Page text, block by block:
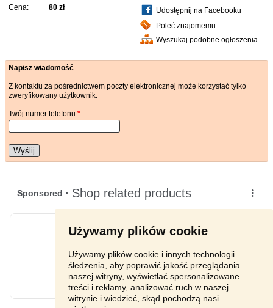
Używamy plików cookie
Używamy plików cookie i innych technologii
śledzenia, aby poprawić jakość przeglądania
naszej witryny, wyświetlać spersonalizowane
treści i reklamy, analizować ruch w naszej
witrynie i wiedzieć, skąd pochodzą nasi
Cena: 80 zł
Udostępnij na Facebooku
Poleć znajomemu
Wyszukaj podobne ogłoszenia
Napisz wiadomość
Z kontaktu za pośrednictwem poczty elektronicznej może korzystać tylko
zweryfikowany użytkownik.
Twój numer telefonu *
Wyślij